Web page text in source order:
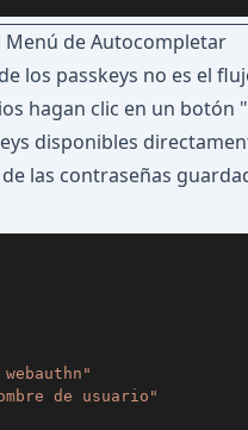
Menú de Autocompletar
los passkeys no es el
hagan clic en un botón
disponibles
las contraseñas
webauthn "
de usuario"